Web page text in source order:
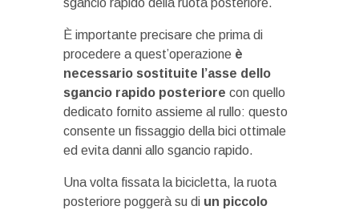
sgancio rapido della ruota posteriore.
È importante precisare che prima di
procedere a quest’operazione è
necessario sostituite l’asse dello
sgancio rapido posteriore con quello
dedicato fornito assieme al rullo: questo
consente un fissaggio della bici ottimale
ed evita danni allo sgancio rapido.
Una volta fissata la bicicletta, la ruota
posteriore poggerà su di un piccolo